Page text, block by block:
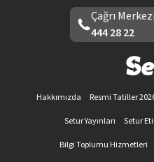
Çağrı Merkezi
444 28 22
Hakkımızda Resmi Tatiller
Setur Yayınları
Setur
Bilgi Toplumu Hizmetleri